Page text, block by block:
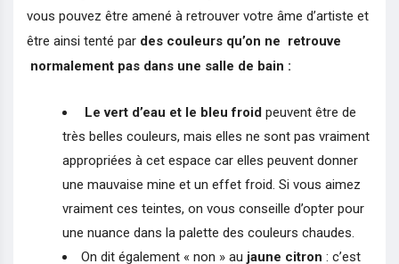
vous pouvez être amené à retrouver votre âme d’artiste et
être ainsi tenté par des couleurs qu’on ne retrouve
normalement pas dans une salle de bain :
Le vert d’eau et le bleu froid peuvent être de
très belles couleurs, mais elles ne sont pas vraiment
appropriées à cet espace car elles peuvent donner
une mauvaise mine et un effet froid. Si vous aimez
vraiment ces teintes, on vous conseille d’opter pour
une nuance dans la palette des couleurs chaudes.
On dit également « non » au jaune citron : c’est